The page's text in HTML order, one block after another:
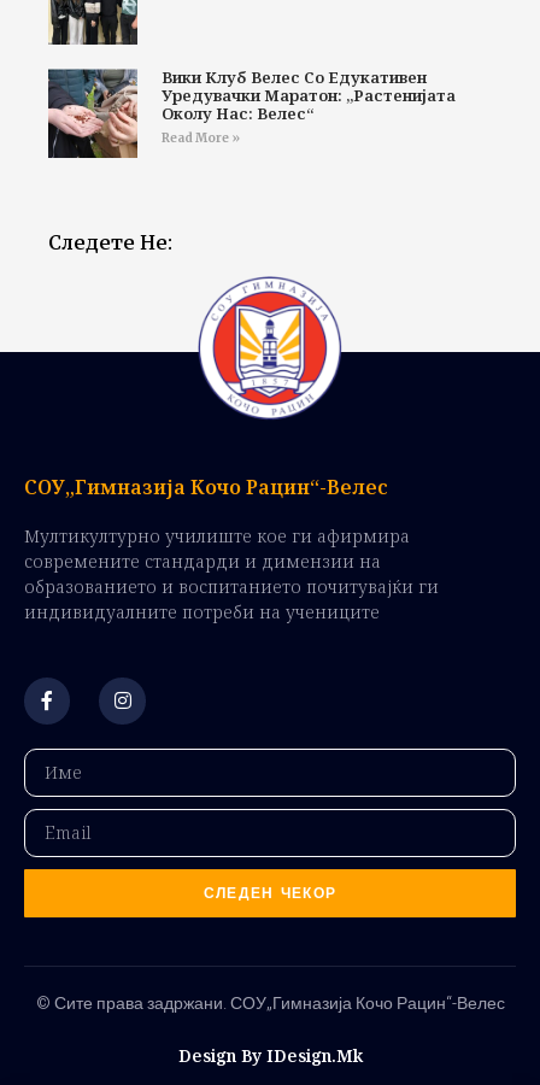
Вики Клуб Велес Со Едукативен
Уредувачки Маратон: „Растенијата
Околу Нас: Велес“
Read More »
Следете Не:
СОУ„Гимназија Кочо Рацин“-Велес
Мултикултурно училиште кое ги афирмира
современите стандарди и димензии на
образованието и воспитанието почитувајќи ги
индивидуалните потреби на учениците
СЛЕДЕН ЧЕКОР
© Сите права задржани. СОУ„Гимназија Кочо Рацин“-Велес
Design By IDesign.mk